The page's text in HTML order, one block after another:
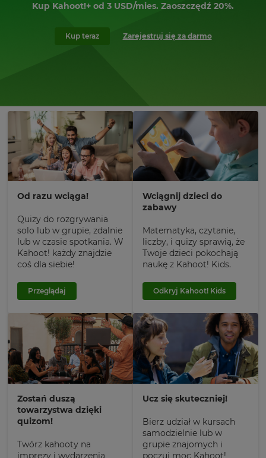
Kup Kahoot!+ od 3 USD/mies. Zaoszczędź 20%.
Kup teraz Zarejestruj się za darmo
Od razu wciąga!
Quizy do rozgrywania
solo lub w grupie, zdalnie
lub w czasie spotkania. W
Kahoot! każdy znajdzie
coś dla siebie!
Przeglądaj
Wciągnij dzieci do
zabawy
Matematyka, czytanie,
liczby, i quizy sprawią, że
Twoje dzieci pokochają
naukę z Kahoot! Kids.
Odkryj Kahoot! Kids
Zostań duszą
towarzystwa dzięki
quizom!
Twórz kahooty na
imprezy i wydarzenia
Ucz się skuteczniej!
Bierz udział w kursach
samodzielnie lub w
grupie znajomych i
poczuj moc Kahoot!